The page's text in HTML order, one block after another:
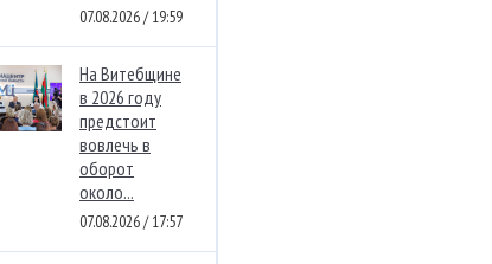
07.08.2026 / 19:59
На Витебщине
в 2026 году
предстоит
вовлечь в
оборот
около...
07.08.2026 / 17:57